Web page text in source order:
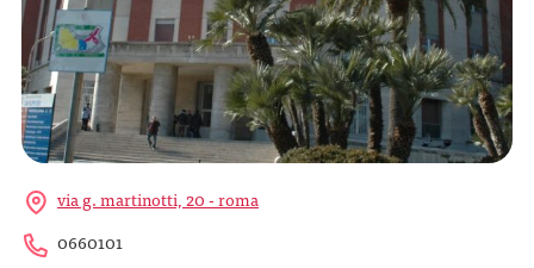
via g. martinotti, 20 - roma
0660101